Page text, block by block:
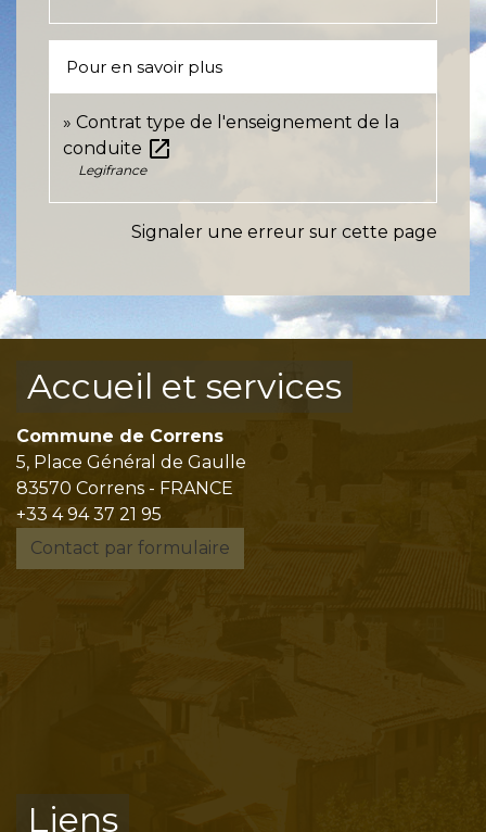
Pour en savoir plus
Contrat type de l'enseignement de la
conduite open_in_new
Legifrance
Signaler une erreur sur cette page
Accueil et services
Commune de Correns
5, Place Général de Gaulle
83570 Correns - FRANCE
+33 4 94 37 21 95
Contact par formulaire
Liens